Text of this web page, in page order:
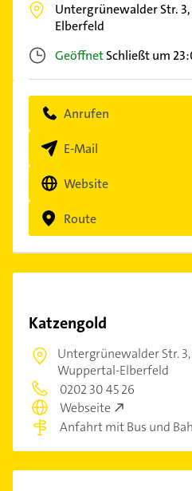
Untergrünewalder Str. 3,
Elberfeld
GeöffnetSchließt um
Anrufen
E-Mail
Website
Route
Katzengold
Untergrünewalder Str. 3,
Wuppertal-Elberfeld
0202 30 45 26
Webseite
Anfahrt mit Bus und